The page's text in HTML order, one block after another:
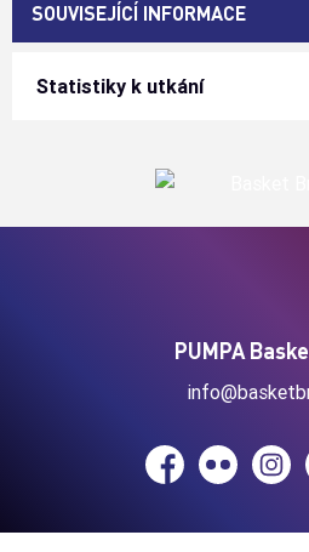
SOUVISEJÍCÍ INFORMACE
Statistiky k utkání
PUMPA
Facebook
Flickr